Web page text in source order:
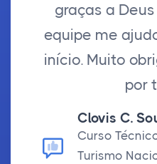
graças a
equipe me
início. Muito
por
Clovis C.
Curso
Turismo